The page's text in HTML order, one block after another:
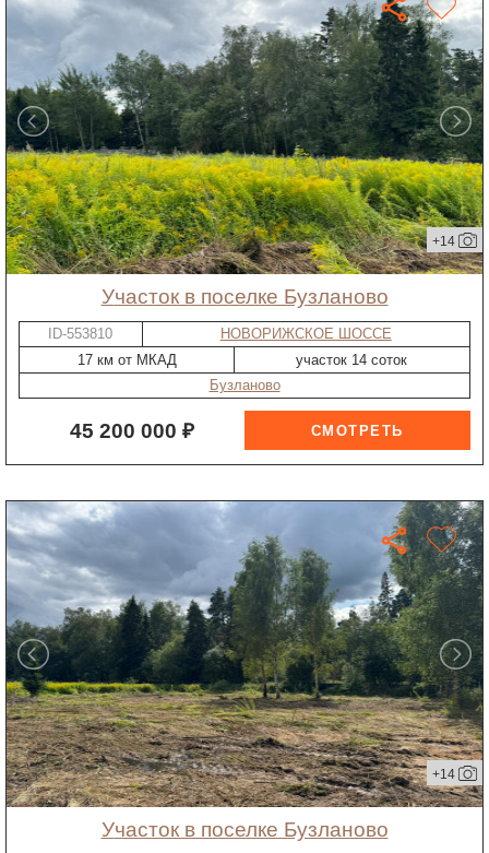
+14
участок в поселке Бузланово
ID-553810
НОВОРИЖСКОЕ ШОССЕ
17 км от МКАД
участок 14 соток
Бузланово
45 200 000 ₽
+14
участок в поселке Бузланово